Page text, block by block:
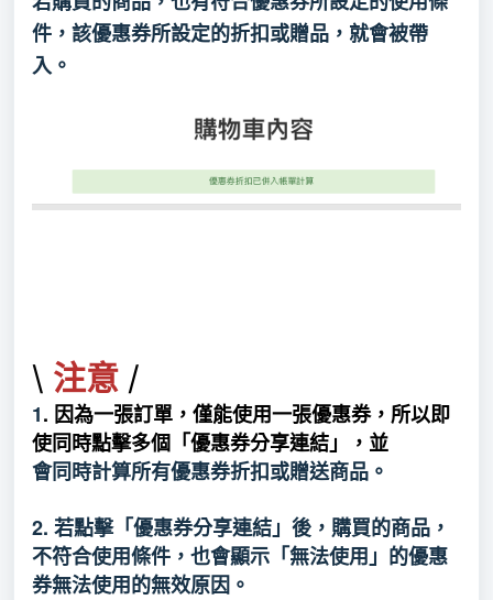
件，該優惠券所設定的折扣或贈品，就會被帶
入。
\ 注意 /
1. 因為一張訂單，僅能使用一張優惠券，所以即
使同時點擊多個 「優惠券分享連結」，並
會同時計算所有優惠券折扣或贈送商品 。
2. 若點擊「優惠券分享連結」後，購買的商品，
不符合使用條件，也會顯示「無法使用」的優惠
券無法使用的無效原因 。